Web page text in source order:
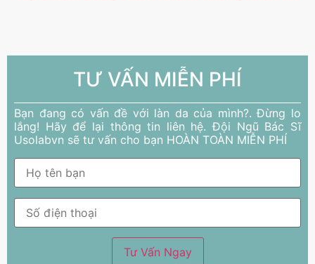
TƯ VẤN MIỄN PHÍ
Bạn đang có vấn đề với làn da của mình?. Đừng lo
lắng! Hãy để lại thông tin liên hệ. Đội Ngũ Bác Sĩ
Usolabvn sẽ tư vấn cho bạn HOÀN TOÀN MIỄN PHÍ